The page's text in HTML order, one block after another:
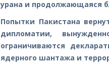
урана и продолжающаяся
Попытки Пакистана
дипломатии,
ограничиваются
ядерного шантажа и